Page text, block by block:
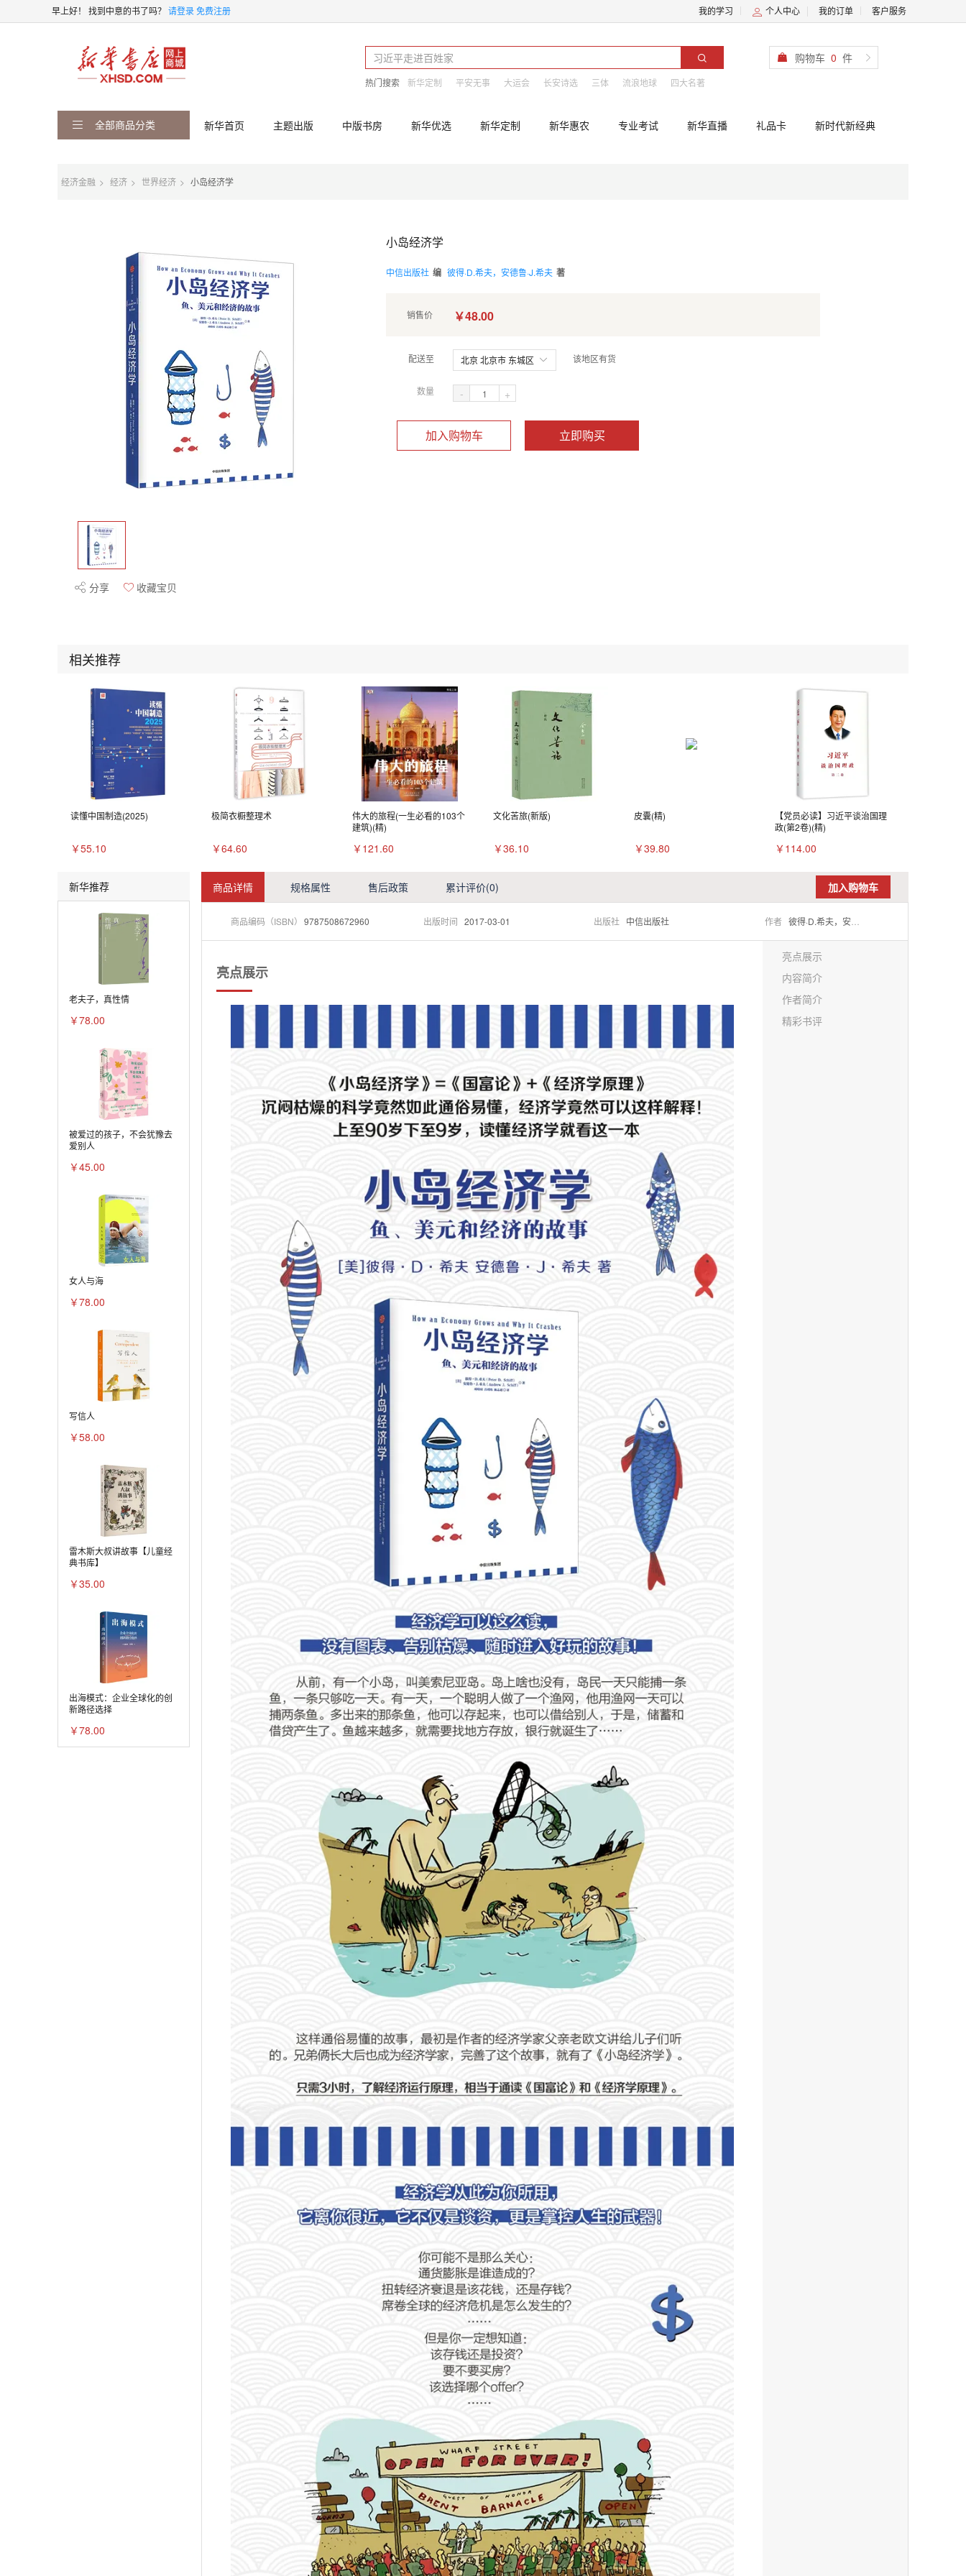
早上好！ 找到中意的书了吗？ 请登录免费注册 我的学习 个人中心 我的订单 客户服务
热门搜索 新华定制 平安无事 大运会 长安诗选 三体 流浪地球 四大名著
购物车 0 件
全部商品分类 新华首页 主题出版 中版书房 新华优选 新华定制 新华惠农 专业考试 新华直播 礼品卡 新时代新经典
经济金融 经济 世界经济 小岛经济学
分享 收藏宝贝
小岛经济学
中信出版社 编 彼得·D.希夫，安德鲁·J.希夫 著
销售价 ￥48.00
配送至 北京 北京市 东城区 该地区有货
数量 - +
加入购物车 立即购买
相关推荐
读懂中国制造(2025)
￥55.10
极简衣橱整理术
￥64.60
伟大的旅程(一生必看的103个
建筑)(精)
￥121.60
文化苦旅(新版)
￥36.10
皮囊(精)
￥39.80
【党员必读】习近平谈治国理
政(第2卷)(精)
￥114.00
新华推荐
老夫子，真性情
￥78.00
被爱过的孩子，不会犹豫去
爱别人
￥45.00
女人与海
￥78.00
写信人
￥58.00
雷木斯大叔讲故事【儿童经
典书库】
￥35.00
出海模式：企业全球化的创
新路径选择
￥78.00
商品详情 规格属性 售后政策 累计评价(0) 加入购物车
商品编码（ISBN） 9787508672960 出版时间 2017-03-01 出版社 中信出版社 作者 彼得·D.希夫，安德鲁·J.希夫
亮点展示
亮点展示
内容简介
作者简介
精彩书评